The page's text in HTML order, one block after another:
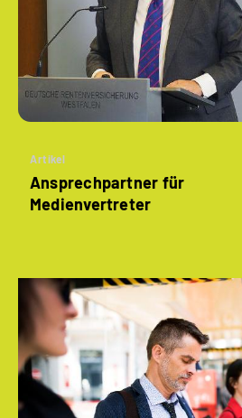
Artikel
Ansprechpartner für
Medienvertreter